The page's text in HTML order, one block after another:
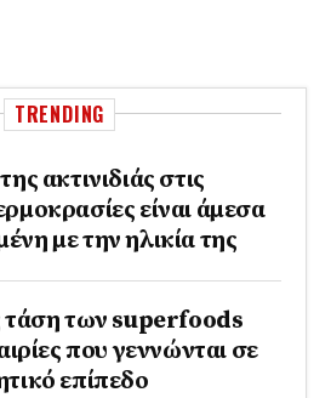
TRENDING
ακτινιδιάς στις
είναι άμεσα
με την ηλικία της
τάση των superfoods
που γεννώνται σε
επίπεδο